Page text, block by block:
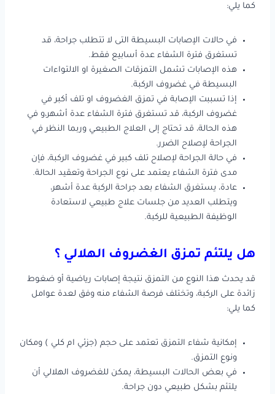
كما يلي:
في حالات الإصابات البسيطة التى لا تتطلب جراحة، قد
تستغرق فترة الشفاء عدة أسابيع فقط.
هذه الإصابات تشمل التمزقات الصغيرة او الالتواءات
البسيطة في غضروف الركبة.
إذا تسببت الإصابة في تمزق الغضروف او تلف أكبر في
غضروف الركبة، قد تستغرق فترة الشفاء عدة أشهر،و في
هذه الحالة، قد تحتاج إلى العلاج الطبيعي وربما النظر في
الجراحة لإصلاح الضرر.
في حالة الجراحة لإصلاح تلف كبير في غضروف الركبة، فإن
مدى فترة الشفاء يعتمد على نوع الجراحة وتعقيد الحالة.
عادة، يستغرق الشفاء بعد جراحة الركبة عدة أشهر،
ويتطلب العديد من جلسات علاج طبيعي لاستعادة
الوظيفة الطبيعية للركبة.
هل يلتئم تمزق الغضروف الهلالي ؟
قد يحدث هذا النوع من التمزق نتيجة إصابات رياضية أو ضغوط
زائدة على الركبة، وتختلف فرصة الشفاء منه وفق لعدة عوامل
كما يلي:
إمكانية شفاء التمزق تعتمد على حجم (جزئي ام كلي ) ومكان
ونوع التمزق.
في بعض الحالات البسيطة، يمكن للغضروف الهلالي أن
يلتئم بشكل طبيعي دون جراحة.